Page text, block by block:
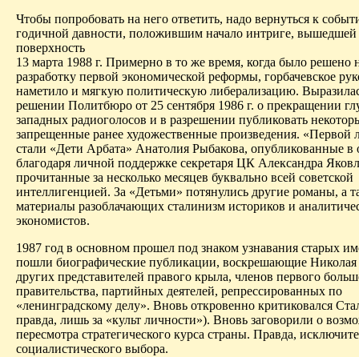
Чтобы попробовать на него ответить, надо вернуться к
годичной давности, положившим начало интриге, вышедшей
поверхность
13 марта 1988 г. Примерно в то же время, когда было решено
разработку первой экономической реформы, горбачевское
наметило и мягкую политическую либерализацию.
решении Политбюро от 25 сентября 1986 г. о прекращении
западных радиоголосов и в разрешении публиковать
запрещенные ранее художественные произведения. «Первой
стали «Дети Арбата» Анатолия Рыбакова, опубликованные в
благодаря личной поддержке секретаря ЦК Александра
прочитанные за несколько месяцев буквально всей советской
интеллигенцией. За «Детьми» потянулись другие романы, а
материалы разоблачающих сталинизм историков и
экономистов.
1987 год в основном прошел под знаком узнавания старых
пошли биографические публикации, воскрешающие Николая
других представителей правого крыла, членов первого
правительства, партийных деятелей, репрессированных по
«ленинградскому делу». Вновь откровенно критиковался
правда, лишь за «культ личности»). Вновь заговорили о
пересмотра стратегического курса страны. Правда,
социалистического выбора.